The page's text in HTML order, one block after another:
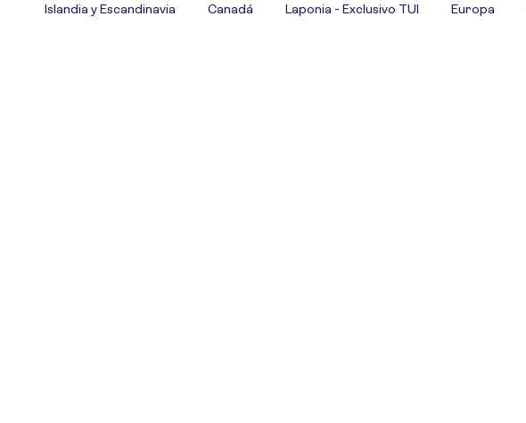
Islandia y Escandinavia Canadá Laponia - Exclusivo TUI Europa